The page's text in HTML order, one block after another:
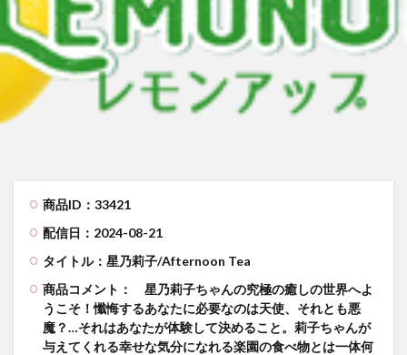
商品ID：33421
配信日：2024-08-21
タイトル：星乃莉子/Afternoon Tea
商品コメント：
星乃莉子ちゃんの究極の癒しの世界へよ
うこそ！懺悔するあなたに必要なのは天使、それとも悪
魔？…それはあなたが体験して決めること。莉子ちゃんが
与えてくれる幸せな気分になれる楽園の食べ物とは一体何
峰りなこ
尻令嬢 琴奈
小林せつな 岡山弁に恋して！
メイリ 貴方のものにして
里山さえこ Hな彼女
検索